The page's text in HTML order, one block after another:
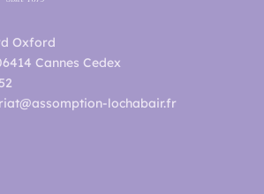
Oxford
Cannes Cedex
lochabair.fr